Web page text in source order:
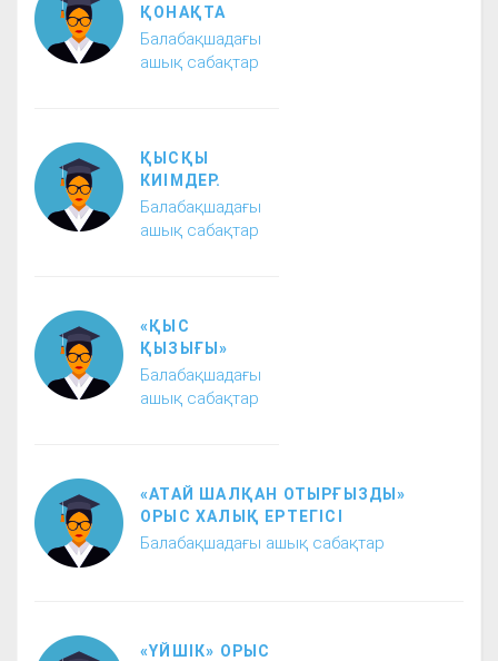
ҚОНАҚТА
Балабақшадағы
ашық сабақтар
ҚЫСҚЫ
КИІМДЕР.
Балабақшадағы
ашық сабақтар
«ҚЫС
ҚЫЗЫҒЫ»
Балабақшадағы
ашық сабақтар
«АТАЙ ШАЛҚАН ОТЫРҒЫЗДЫ»
ОРЫС ХАЛЫҚ ЕРТЕГІСІ
Балабақшадағы ашық сабақтар
«ҮЙШІК» ОРЫС